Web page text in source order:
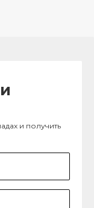
и получить